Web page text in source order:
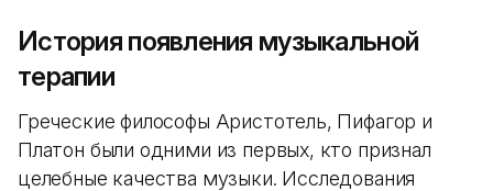
История появления музыкальной
терапии
Греческие философы Аристотель, Пифагор и
Платон были одними из первых, кто признал
целебные качества музыки. Исследования